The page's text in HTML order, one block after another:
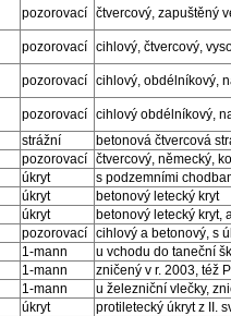
pozorovací čtvercový, zapuštěný
pozorovací cihlový, čtvercový,
pozorovací cihlový, obdélníkový,
pozorovací cihlový obdélníkový,
strážní
betonová čtvercová
pozorovací čtvercový, německý,
úkryt
s podzemními
úkryt
betonový letecký kryt
úkryt
betonový letecký kryt,
pozorovací cihlový a betonový, s
1-mann
u vchodu do taneční
1-mann
zničený v r. 2003, též
1-mann
u železniční vlečky,
úkryt
protiletecký úkryt z II.